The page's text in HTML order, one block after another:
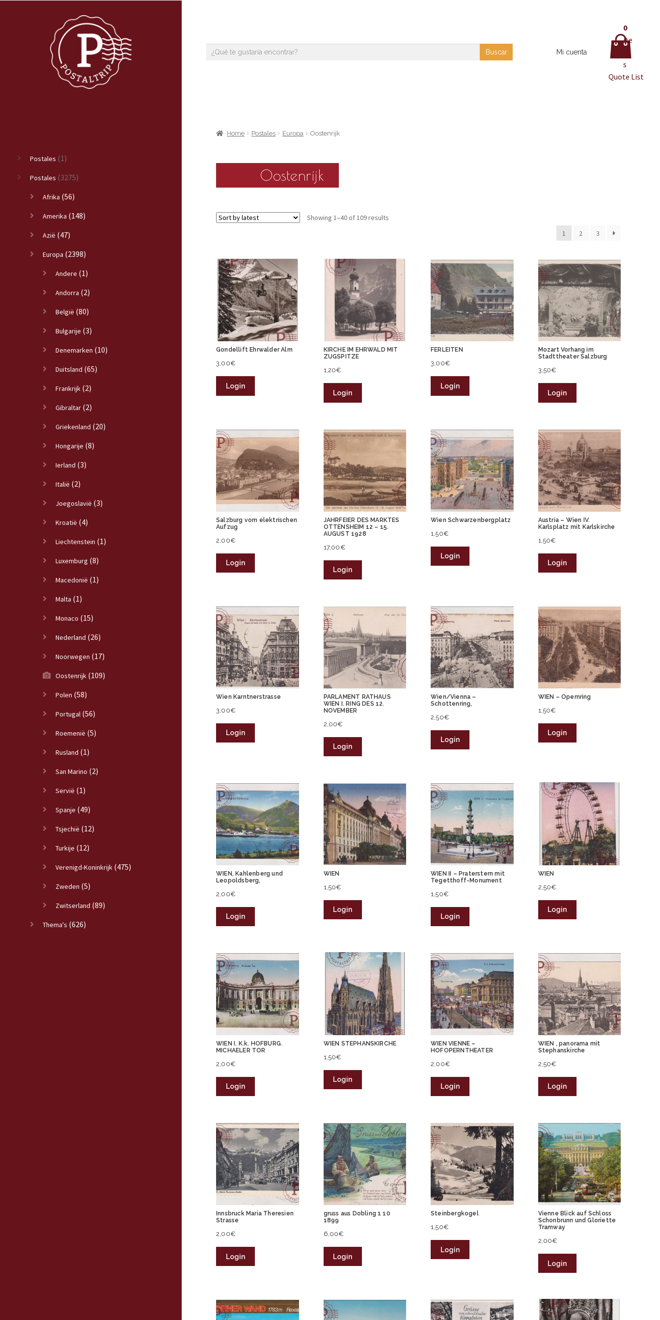
Buscar Mi cuenta
0
ite
s
Quote List
Postales (1)
Postales (3275)
Afrika (56)
Amerika (148)
Azië (47)
Europa (2398)
Andere (1)
Andorra (2)
België (80)
Bulgarije (3)
Denemarken (10)
Duitsland (65)
Frankrijk (2)
Gibraltar (2)
Griekenland (20)
Hongarije (8)
Ierland (3)
Italië (2)
Joegoslavië (3)
Kroatië (4)
Liechtenstein (1)
Luxemburg (8)
Macedonië (1)
Malta (1)
Monaco (15)
Nederland (26)
Noorwegen (17)
Oostenrijk (109)
Polen (58)
Portugal (56)
Roemenië (5)
Rusland (1)
San Marino (2)
Servië (1)
Spanje (49)
Tsjechië (12)
Turkije (12)
Verenigd-Koninkrijk (475)
Zweden (5)
Zwitserland (89)
Thema's (626)
Home Postales Europa Oostenrijk
Oostenrijk
Showing 1–40 of 109 results
1
2 3
Gondellift Ehrwalder Alm
3,00€
Login
KIRCHE IM EHRWALD MIT
ZUGSPITZE
1,20€
Login
FERLEITEN
3,00€
Login
Mozart Vorhang im
Stadttheater Salzburg
3,50€
Login
Salzburg vom elektrischen
Aufzug
2,00€
Login
JAHRFEIER DES MARKTES
OTTENSHEIM 12 – 15.
AUGUST 1928
17,00€
Login
Wien Schwarzenbergplatz
1,50€
Login
Austria – Wien IV.
Karlsplatz mit Karlskirche
1,50€
Login
Wien Karntnerstrasse
3,00€
Login
PARLAMENT RATHAUS
WIEN I. RING DES 12.
NOVEMBER
2,00€
Login
Wien/Vienna –
Schottenring,
2,50€
Login
WIEN – Opernring
1,50€
Login
WIEN, Kahlenberg und
Leopoldsberg,
2,00€
Login
WIEN
1,50€
Login
WIEN II – Praterstern mit
Tegetthoff-Monument
1,50€
Login
WIEN
2,50€
Login
WIEN I. K.k. HOFBURG.
MICHAELER TOR
2,00€
Login
WIEN STEPHANSKIRCHE
1,50€
Login
WIEN VIENNE –
HOFOPERNTHEATER
2,00€
Login
WIEN , panorama mit
Stephanskirche
2,50€
Login
Innsbruck Maria Theresien
Strasse
2,00€
Login
gruss aus Dobling 1 10
1899
6,00€
Login
Steinbergkogel
1,50€
Login
Vienne Blick auf Schloss
Schonbrunn und Gloriette
Tramway
2,00€
Login